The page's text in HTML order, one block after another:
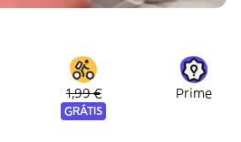
1,99 €
GRÁTIS
Prime